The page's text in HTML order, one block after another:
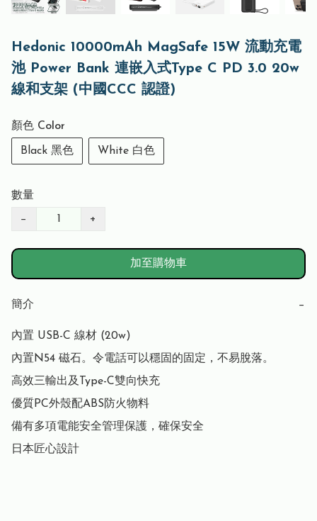
Hedonic 10000mAh MagSafe 15W 流動充電
池 Power Bank 連嵌入式Type C PD 3.0 20w
線和支架 (中國CCC 認證)
顏色 Color
Black 黑色 White 白色
數量
− +
加至購物車
簡介 −
內置 USB-C 線材 (20w)
內置N54 磁石。令電話可以穩固的固定，不易脫落。
高效三輸出及Type-C雙向快充
優質PC外殼配ABS防火物料
備有多項電能安全管理保護，確保安全